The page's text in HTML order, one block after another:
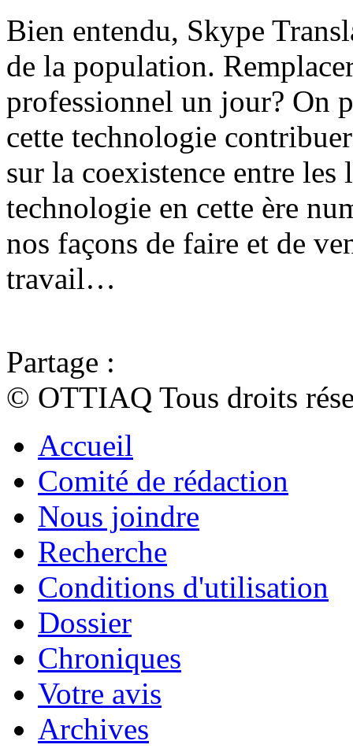
Bien entendu, Skype
de la population.
professionnel un jour? On
cette technologie
sur la coexistence entre
technologie en cette ère
nos façons de faire et de
travail…
Partage :
© OTTIAQ Tous droits
Accueil
Comité de rédaction
Nous joindre
Recherche
Conditions d'utilisation
Dossier
Chroniques
Votre avis
Archives